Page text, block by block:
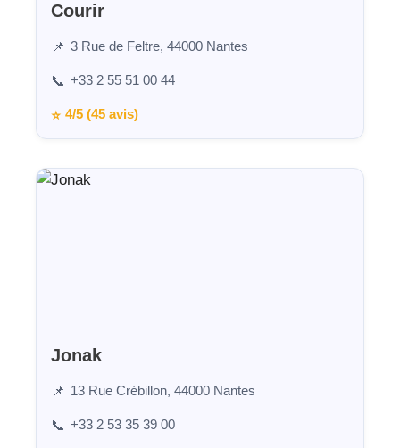
Courir
📌 3 Rue de Feltre, 44000 Nantes
📞 +33 2 55 51 00 44
⭐ 4/5 (45 avis)
Jonak
📌 13 Rue Crébillon, 44000 Nantes
📞 +33 2 53 35 39 00